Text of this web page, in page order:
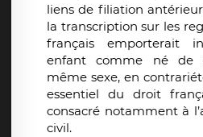
liens de filiation
la transcription sur les
français emporterait
enfant comme né de
même sexe, en
essentiel du droit
consacré notamment à
civil.